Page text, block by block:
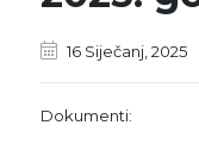
16 Siječanj, 2025
Dokumenti: